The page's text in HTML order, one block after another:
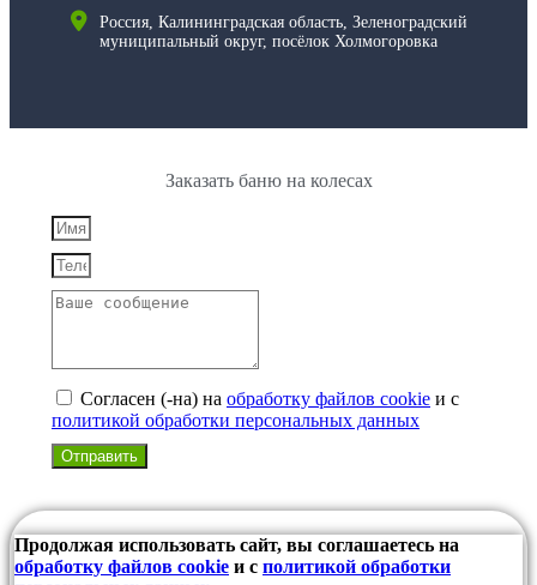
Россия, Калининградская область, Зеленоградский
муниципальный округ, посёлок Холмогоровка
Заказать баню на колесах
Согласен (-на) на обработку файлов cookie и с
политикой обработки персональных данных
Отправить
Продолжая использовать сайт, вы соглашаетесь на
обработку файлов cookie и с политикой обработки